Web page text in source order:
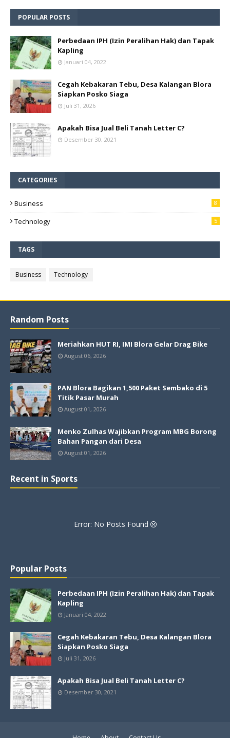
POPULAR POSTS
Perbedaan IPH (Izin Peralihan Hak) dan Tapak
Kapling
Januari 04, 2022
Cegah Kebakaran Tebu, Desa Kalangan Blora
Siapkan Posko Siaga
Juli 31, 2026
Apakah Bisa Jual Beli Tanah Letter C?
Desember 30, 2021
CATEGORIES
Business 8
Technology 5
TAGS
Business Technology
Random Posts
Meriahkan HUT RI, IMI Blora Gelar Drag Bike
August 06, 2026
PAN Blora Bagikan 1,500 Paket Sembako di 5
Titik Pasar Murah
August 01, 2026
Menko Zulhas Wajibkan Program MBG Borong
Bahan Pangan dari Desa
August 01, 2026
Recent in Sports
Error: No Posts Found
Popular Posts
Perbedaan IPH (Izin Peralihan Hak) dan Tapak
Kapling
Januari 04, 2022
Cegah Kebakaran Tebu, Desa Kalangan Blora
Siapkan Posko Siaga
Juli 31, 2026
Apakah Bisa Jual Beli Tanah Letter C?
Desember 30, 2021